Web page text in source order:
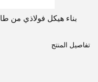
بناء هيكل فولاذي من
تفاصيل المنتج